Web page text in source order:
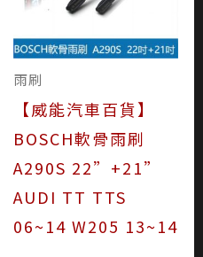
雨刷
【威能汽車百貨】
BOSCH軟骨雨刷
A290S 22”+21”
AUDI TT TTS
06~14 W205 13~14